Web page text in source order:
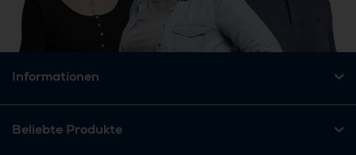
Informationen
Beliebte Produkte